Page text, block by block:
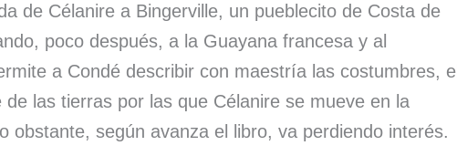
de Célanire a Bingerville, un pueblecito de Costa de
poco después, a la Guayana francesa y al
a Condé describir con maestría las costumbres, el
las tierras por las que Célanire se mueve en la
obstante, según avanza el libro, va perdiendo interés.